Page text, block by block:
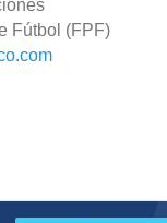
Fútbol (FPF)